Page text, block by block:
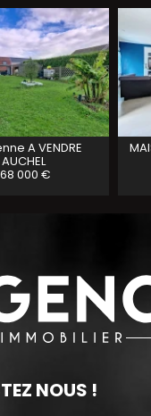
A VENDRE
AUCHEL
000 €
NOUS !